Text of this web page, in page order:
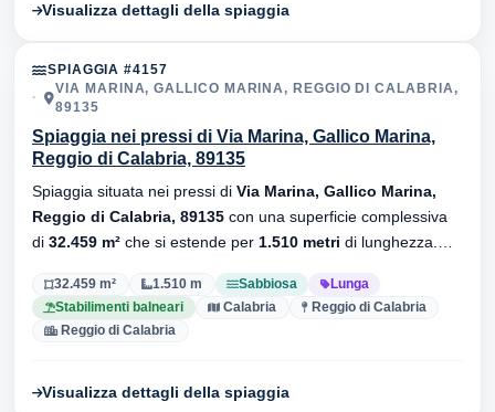
Visualizza dettagli della spiaggia
SPIAGGIA #4157
VIA MARINA, GALLICO MARINA, REGGIO DI CALABRIA,
89135
Spiaggia nei pressi di Via Marina, Gallico Marina,
Reggio di Calabria, 89135
Spiaggia situata nei pressi di Via Marina, Gallico Marina,
Reggio di Calabria, 89135 con una superficie complessiva
di 32.459 m² che si estende per 1.510 metri di lunghezza.
32.459 m² 1.510 m Sabbiosa
Lunga
Stabilimenti balneari
Calabria
Reggio di Calabria
Reggio di Calabria
Visualizza dettagli della spiaggia